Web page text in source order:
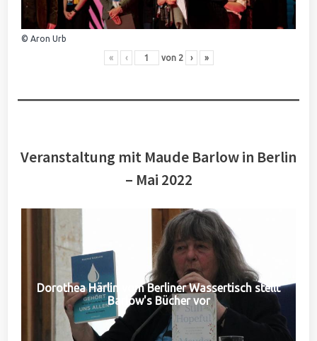
© Aron Urb
« ‹ von 2 › »
Veranstaltung mit Maude Barlow in Berlin
– Mai 2022
Dorothea Härlin vom Berliner Wassertisch stellt
Barlow's Bücher vor